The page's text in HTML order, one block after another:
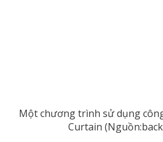
Một chương trình sử dụng
Curtain